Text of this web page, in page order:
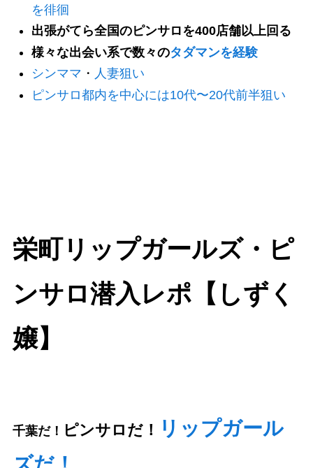
を徘徊
出張がてら全国のピンサロを400店舗以上回る
様々な出会い系で数々のタダマンを経験
シンママ ・ 人妻狙い
ピンサロ都内を中心には10代〜20代前半狙い
栄町リップガールズ・ピ
ンサロ潜入レポ【しずく
嬢】
千葉だ！ ピンサロだ！ リップガール